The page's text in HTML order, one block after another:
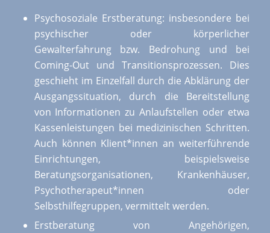
Psychosoziale Erstberatung: insbesondere bei
psychischer oder körperlicher
Gewalterfahrung bzw. Bedrohung und bei
Coming-Out und Transitionsprozessen. Dies
geschieht im Einzelfall durch die Abklärung der
Ausgangssituation, durch die Bereitstellung
von Informationen zu Anlaufstellen oder etwa
Kassenleistungen bei medizinischen Schritten.
Auch können Klient*innen an weiterführende
Einrichtungen, beispielsweise
Beratungsorganisationen, Krankenhäuser,
Psychotherapeut*innen oder
Selbsthilfegruppen, vermittelt werden.
Erstberatung von Angehörigen,